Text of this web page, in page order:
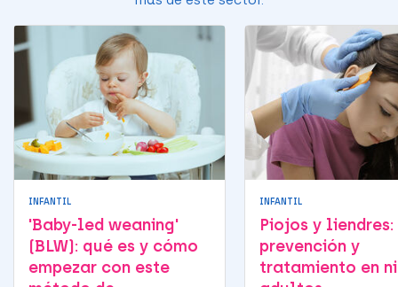
INFANTIL
'Baby-led weaning'
(BLW): qué es y cómo
empezar con este
INFANTIL
Piojos y liendres:
prevención y
tratamiento en